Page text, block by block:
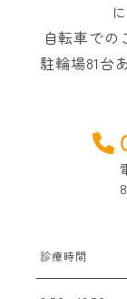
自転車での
駐輪場81台
診療時間